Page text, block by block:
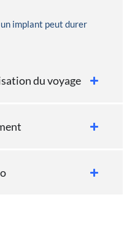
implant peut durer
du voyage